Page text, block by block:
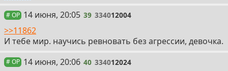
# OP 39
14 июня, 20:05 39 334012004
>>11862
И тебе мир. научись ревновать без агрессии, девочка.
# OP 40
14 июня, 20:06 40 334012024